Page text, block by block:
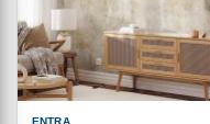
ENTRA